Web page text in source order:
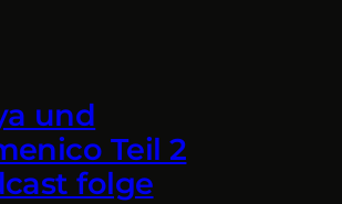
und
Teil 2
folge